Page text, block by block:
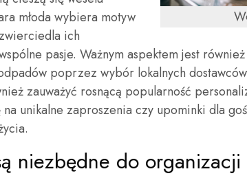
młoda wybiera motyw
ich
pasje. Ważnym aspektem jest
poprzez wybór lokalnych
zauważyć rosnącą popularność
na unikalne zaproszenia czy upominki dla
niezbędne do